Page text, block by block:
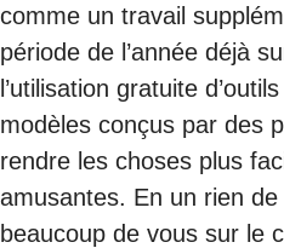
comme un travail
période de l’année déjà
l’utilisation gratuite
modèles conçus par des
rendre les choses plus
amusantes. En un rien
beaucoup de vous sur le